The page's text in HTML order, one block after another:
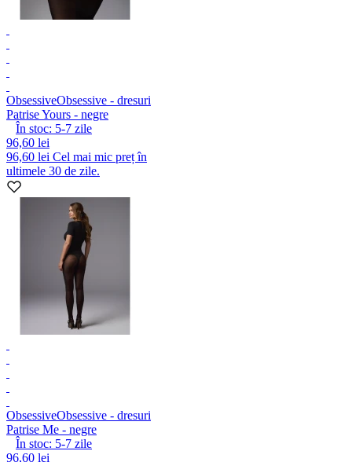
ObsessiveObsessive - dresuri
Patrise Yours - negre
În stoc: 5-7 zile
96,60 lei
96,60 lei Cel mai mic preț în
ultimele 30 de zile.
ObsessiveObsessive - dresuri
Patrise Me - negre
În stoc: 5-7 zile
96,60 lei